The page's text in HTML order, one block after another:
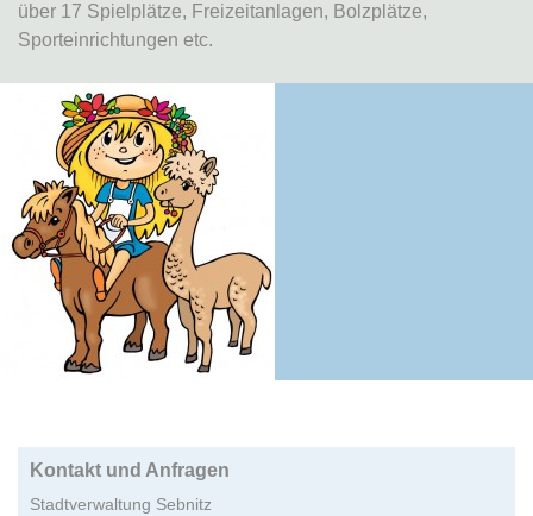
über 17 Spielplätze, Freizeitanlagen, Bolzplätze,
Sporteinrichtungen etc.
Kontakt und Anfragen
Stadtverwaltung Sebnitz